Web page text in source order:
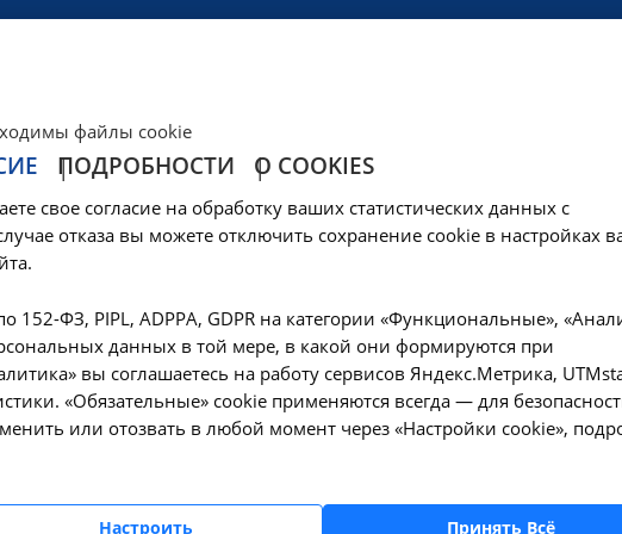
пациента в
в
медицинской
пациента на -
файлы cookie
ПОДРОБНОСТИ О COOKIES
свое согласие на обработку ваших статистических данных с
отказа вы можете отключить сохранение cookie в настройках
152-ФЗ, PIPL, ADPPA, GDPR на категории «Функциональные»,
данных в той мере, в какой они формируются при
вы соглашаетесь на работу сервисов Яндекс.Метрика,
«Обязательные» cookie применяются всегда — для
или отозвать в любой момент через «Настройки cookie»,
Настроить Принять Всё